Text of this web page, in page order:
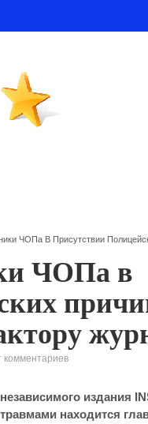
ЧОПа В Присутствии
ЧОПа в
комментариев
издания
находится